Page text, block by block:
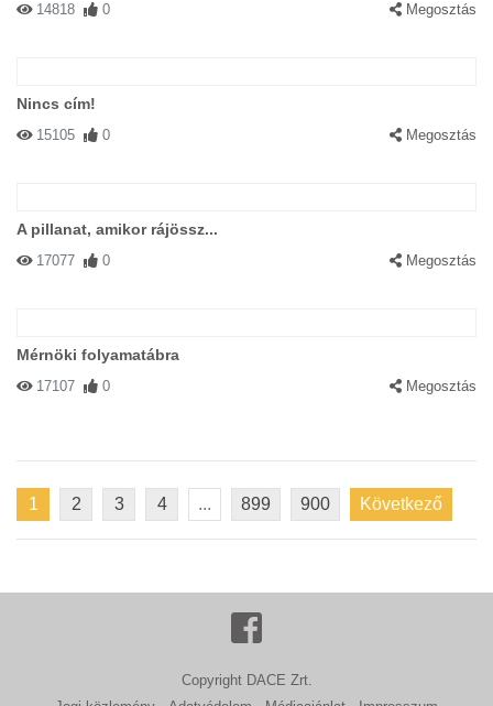
14818 0 Megosztás
Nincs cím!
15105 0 Megosztás
A pillanat, amikor rájössz...
17077 0 Megosztás
Mérnöki folyamatábra
17107 0 Megosztás
1 2 3 4 ... 899 900 Következő
Copyright DACE Zrt.